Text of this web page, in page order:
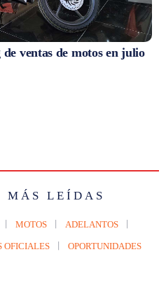
ventas de motos en julio
MÁS LEÍDAS
MOTOS ADELANTOS
OFICIALES OPORTUNIDADES